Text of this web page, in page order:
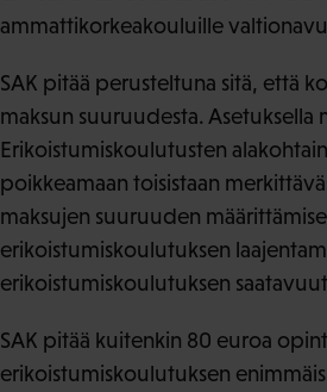
ammattikorkeakouluille
SAK pitää perusteltuna sitä, että
maksun suuruudesta.
Erikoistumiskoulutusten
poikkeamaan toisistaan
maksujen suuruuden
erikoistumiskoulutuksen
erikoistumiskoulutuksen
SAK pitää kuitenkin 80 euroa
erikoistumiskoulutuksen